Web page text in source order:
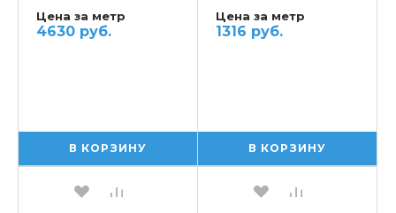
Цена за метр
4630 руб.
В КОРЗИНУ
Цена за метр
1316 руб.
В КОРЗИНУ